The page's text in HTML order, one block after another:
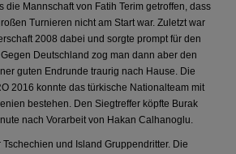
die Mannschaft von Fatih Terim getroffen, dass
Turnieren nicht am Start war. Zuletzt war
2008 dabei und sorgte prompt für den
Deutschland zog man dann aber den
guten Endrunde traurig nach Hause. Die
2016 konnte das türkische Nationalteam mit
bestehen. Den Siegtreffer köpfte Burak
nach Vorarbeit von Hakan Calhanoglu.
und Island Gruppendritter. Die